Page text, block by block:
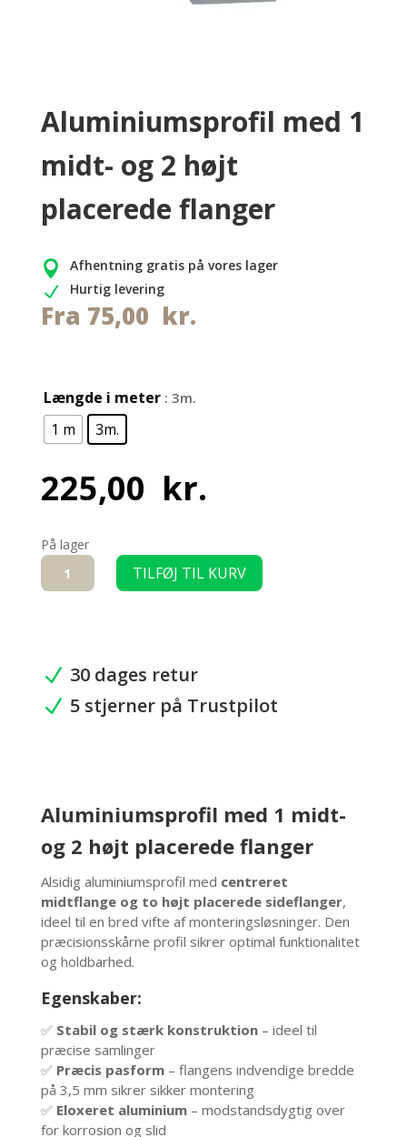
Aluminiumsprofil med 1
midt- og 2 højt
placerede flanger
 Afhentning gratis på vores lager
N Hurtig levering
Fra 75,00 kr.
Længde i meter : 3m.
1 m 3m.
225,00 kr.
På lager
Aluminiumsprofil
med
højt
placerede
TILFØJ TIL KURV
N 30 dages retur
N 5 stjerner på Trustpilot
Aluminiumsprofil med 1 midt-
og 2 højt placerede flanger
Alsidig aluminiumsprofil med centreret
midtflange og to højt placerede sideflanger,
ideel til en bred vifte af monteringsløsninger. Den
præcisionsskårne profil sikrer optimal funktionalitet
og holdbarhed.
Egenskaber:
✅ Stabil og stærk konstruktion– ideel til
præcise samlinger
✅ Præcis pasform– flangens indvendige bredde
på 3,5 mm sikrer sikker montering
✅ Eloxeret aluminium– modstandsdygtig over
for korrosion og slid